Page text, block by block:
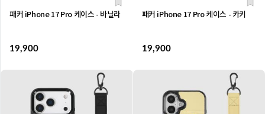
패커 iPhone 17 Pro 케이스 - 바닐라
19,900
패커 iPhone 17 Pro 케이스 - 카키
19,900